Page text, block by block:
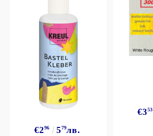
€296 579лв.
€353